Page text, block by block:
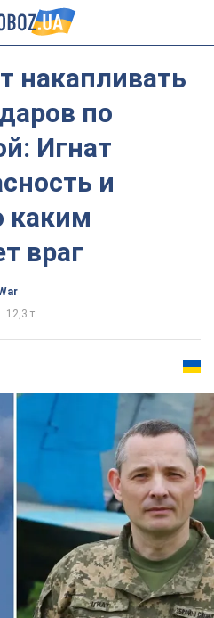
накапливать
по
Игнат
и
каким
враг
12,3 т.